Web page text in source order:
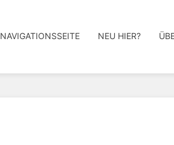
NAVIGATIONSSEITE NEU HIER?